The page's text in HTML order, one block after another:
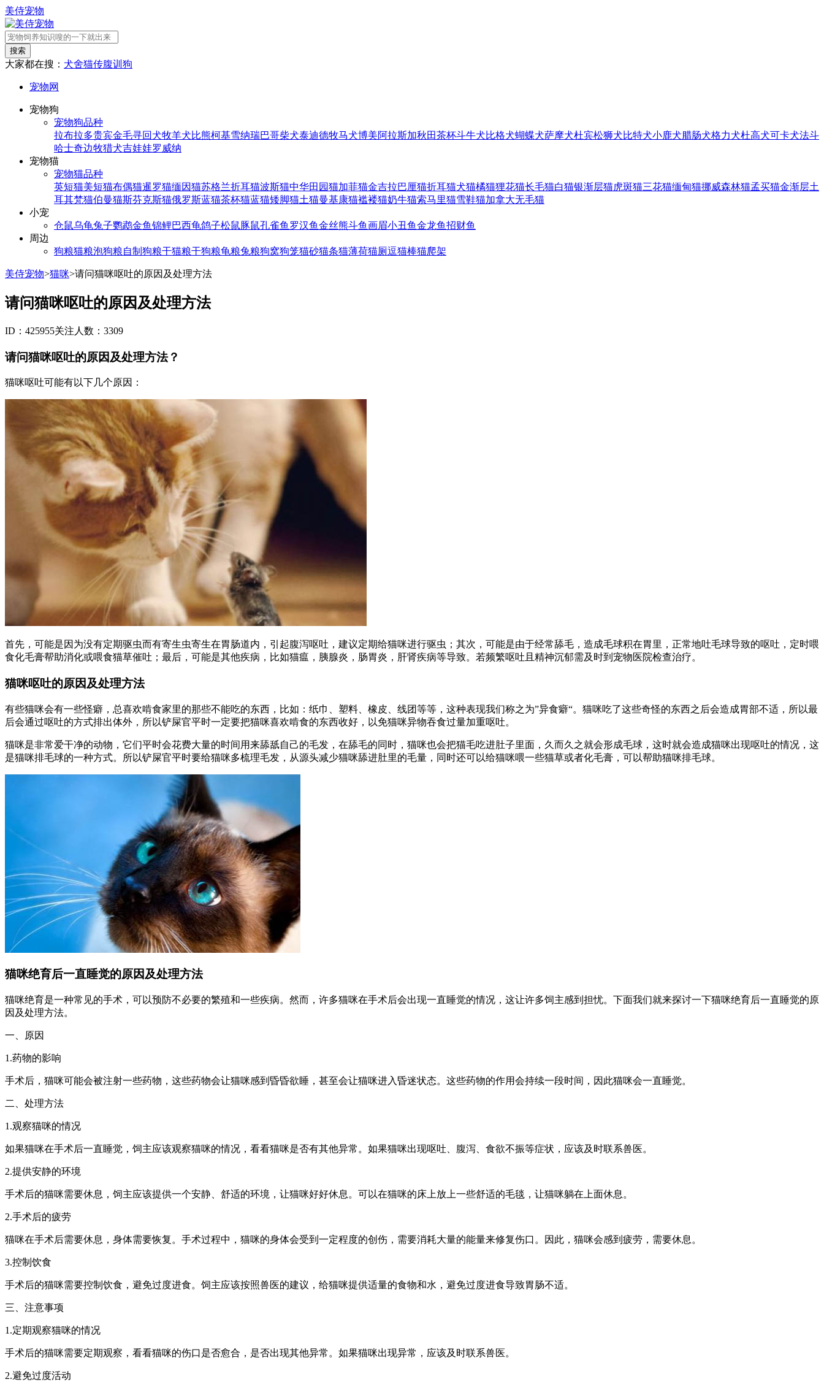
美侍宠物
搜索
大家都在搜： 犬舍猫传腹训狗
宠物网
宠物狗
宠物狗品种
拉布拉多贵宾金毛寻回犬牧羊犬比熊柯基雪纳瑞巴哥柴犬泰迪德牧马犬博美阿拉斯加秋田茶杯斗牛犬比格犬蝴蝶犬萨摩犬杜宾松狮犬比特犬小鹿犬腊肠犬格力犬杜高犬可卡犬法斗
哈士奇边牧猎犬吉娃娃罗威纳
宠物猫
宠物猫品种
英短猫美短猫布偶猫暹罗猫缅因猫苏格兰折耳猫波斯猫中华田园猫加菲猫金吉拉巴厘猫折耳猫犬猫橘猫狸花猫长毛猫白猫银渐层猫虎斑猫三花猫缅甸猫挪威森林猫孟买猫金渐层土
耳其梵猫伯曼猫斯芬克斯猫俄罗斯蓝猫茶杯猫蓝猫矮脚猫土猫曼基康猫褴褛猫奶牛猫索马里猫雪鞋猫加拿大无毛猫
小宠
仓鼠乌龟兔子鹦鹉金鱼锦鲤巴西龟鸽子松鼠豚鼠孔雀鱼 罗汉鱼金丝熊斗鱼画眉小丑鱼金龙鱼招财鱼
周边
狗粮猫粮泡狗粮自制狗粮干猫粮干狗粮龟粮兔粮狗窝狗笼猫砂猫条猫薄荷猫厕逗猫棒猫爬架
美侍宠物>猫咪>请问猫咪呕吐的原因及处理方法
请问猫咪呕吐的原因及处理方法
ID：425955关注人数：3309
请问猫咪呕吐的原因及处理方法？
猫咪呕吐可能有以下几个原因：
首先，可能是因为没有定期驱虫而有寄生虫寄生在胃肠道内，引起腹泻呕吐，建议定期给猫咪进行驱虫；其次，可能是由于经常舔毛，造成毛球积在胃里，正常地吐毛球导致的呕吐，定时喂
食化毛膏帮助消化或喂食猫草催吐；最后，可能是其他疾病，比如猫瘟，胰腺炎，肠胃炎，肝肾疾病等导致。若频繁呕吐且精神沉郁需及时到宠物医院检查治疗。
猫咪呕吐的原因及处理方法
有些猫咪会有一些怪癖，总喜欢啃食家里的那些不能吃的东西，比如：纸巾、塑料、橡皮、线团等等，这种表现我们称之为”异食癖“。猫咪吃了这些奇怪的东西之后会造成胃部不适，所以最
后会通过呕吐的方式排出体外，所以铲屎官平时一定要把猫咪喜欢啃食的东西收好，以免猫咪异物吞食过量加重呕吐。
猫咪是非常爱干净的动物，它们平时会花费大量的时间用来舔舐自己的毛发，在舔毛的同时，猫咪也会把猫毛吃进肚子里面，久而久之就会形成毛球，这时就会造成猫咪出现呕吐的情况，这
是猫咪排毛球的一种方式。所以铲屎官平时要给猫咪多梳理毛发，从源头减少猫咪舔进肚里的毛量，同时还可以给猫咪喂一些猫草或者化毛膏，可以帮助猫咪排毛球。
猫咪绝育后一直睡觉的原因及处理方法
猫咪绝育是一种常见的手术，可以预防不必要的繁殖和一些疾病。然而，许多猫咪在手术后会出现一直睡觉的情况，这让许多饲主感到担忧。下面我们就来探讨一下猫咪绝育后一直睡觉的原
因及处理方法。
一、原因
1.药物的影响
手术后，猫咪可能会被注射一些药物，这些药物会让猫咪感到昏昏欲睡，甚至会让猫咪进入昏迷状态。这些药物的作用会持续一段时间，因此猫咪会一直睡觉。
二、处理方法
1.观察猫咪的情况
如果猫咪在手术后一直睡觉，饲主应该观察猫咪的情况，看看猫咪是否有其他异常。如果猫咪出现呕吐、腹泻、食欲不振等症状，应该及时联系兽医。
2.提供安静的环境
手术后的猫咪需要休息，饲主应该提供一个安静、舒适的环境，让猫咪好好休息。可以在猫咪的床上放上一些舒适的毛毯，让猫咪躺在上面休息。
2.手术后的疲劳
猫咪在手术后需要休息，身体需要恢复。手术过程中，猫咪的身体会受到一定程度的创伤，需要消耗大量的能量来修复伤口。因此，猫咪会感到疲劳，需要休息。
3.控制饮食
手术后的猫咪需要控制饮食，避免过度进食。饲主应该按照兽医的建议，给猫咪提供适量的食物和水，避免过度进食导致胃肠不适。
三、注意事项
1.定期观察猫咪的情况
手术后的猫咪需要定期观察，看看猫咪的伤口是否愈合，是否出现其他异常。如果猫咪出现异常，应该及时联系兽医。
2.避免过度活动